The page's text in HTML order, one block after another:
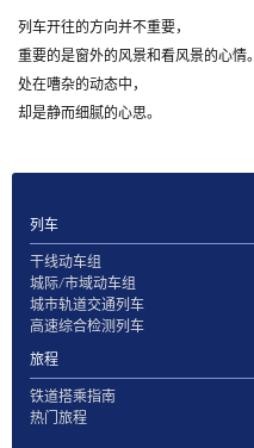
列车开往的方向并不重要，
重要的是窗外的风景和看风景的心情。
处在嘈杂的动态中，
却是静而细腻的心思。
列车
干线动车组
城际/市域动车组
城市轨道交通列车
高速综合检测列车
旅程
铁道搭乘指南
热门旅程